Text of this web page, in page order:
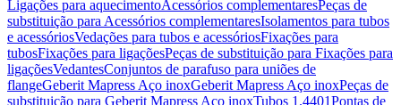
Ligações para aquecimentoAcessórios complementaresPeças de
substituição para Acessórios complementaresIsolamentos para tubos
e acessóriosVedações para tubos e acessóriosFixações para
tubosFixações para ligaçõesPeças de substituição para Fixações para
ligaçõesVedantesConjuntos de parafuso para uniões de
flangeGeberit Mapress Aço inoxGeberit Mapress Aço inoxPeças de
substituição para Geberit Mapress Aço inoxTubos 1.4401Pontas de